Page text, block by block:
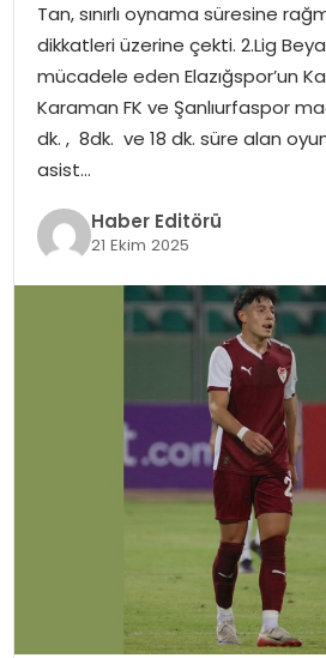
MAGAZIN
SPOR
YAŞAM
Tan, sınırlı oynama süresine
dikkatleri üzerine çekti. 2.Lig
mücadele eden Elazığspor’un
Karaman FK ve Şanlıurfaspor
dk. , 8dk. ve 18 dk. süre alan
asist…
Haber Editörü
21 Ekim 2025